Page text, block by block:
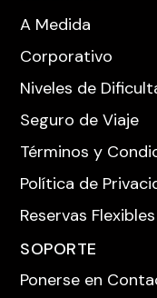
A Medida
Corporativo
Niveles de
Seguro de Viaje
Términos y
Política de
Reservas Flexibles
SOPORTE
Ponerse en